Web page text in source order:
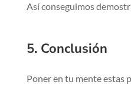
Así conseguimos
5. Conclusión
Poner en tu mente estas